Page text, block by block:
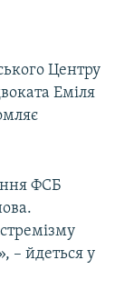
Центру
Еміля
ФСБ
– йдеться у